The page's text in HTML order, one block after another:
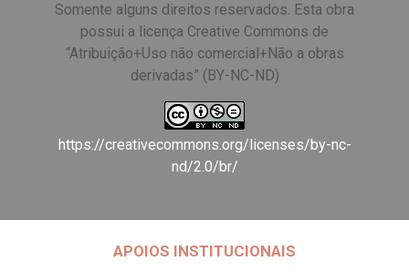
Somente alguns direitos reservados. Esta obra
possui a licença Creative Commons de
“Atribuição+Uso não comercial+Não a obras
derivadas” (BY-NC-ND)
https://creativecommons.org/licenses/by-nc-
nd/2.0/br/
APOIOS INSTITUCIONAIS